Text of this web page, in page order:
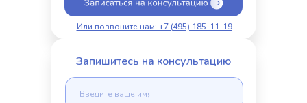
Или позвоните нам: +7 (495) 185-11-19
Запишитесь на консультацию